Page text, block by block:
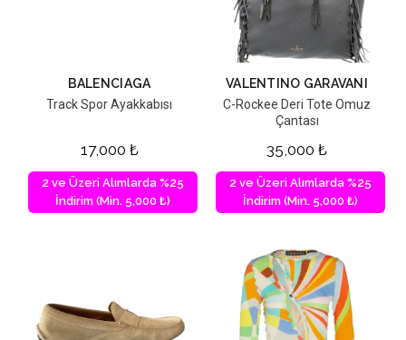
BALENCIAGA
Track Spor Ayakkabısı
17,000 ₺
2 ve Üzeri Alımlarda %25
İndirim (Min. 5,000 ₺)
VALENTINO GARAVANI
C-Rockee Deri Tote Omuz
Çantası
35,000 ₺
2 ve Üzeri Alımlarda %25
İndirim (Min. 5,000 ₺)